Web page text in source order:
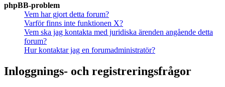
phpBB-problem
Vem har gjort detta forum?
Varför finns inte funktionen X?
Vem ska jag kontakta med juridiska ärenden angående detta
forum?
Hur kontaktar jag en forumadministratör?
Inloggnings- och registreringsfrågor